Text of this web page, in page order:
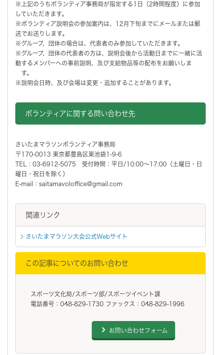
※上記のうちボランティア事務局が指定する1日（2時間程度）に参加
していただきます。
※ボランティア説明会の参加案内は、12月下旬までにメールまたは郵
送でお送りします。
※グループ、団体の場合は、代表者のみ参加していただきます。
※グループ、団体の代表者の方は、説明会後から活動日までに一緒に活
動するメンバーへの事前説明、及び支給物品等の配布をお願いしま
す。
※説明会日時、及び会場は変更・追加することがあります。
ボランティアに関する問い合わせ先
さいたまマラソンボランティア事務局
〒170-0013 東京都豊島区東池袋1-9-6
TEL：03-6912-5075 受付時間：平日/10:00〜17:00（土曜日・日
曜日・祝日を除く）
E-mail：saitamavoloffice@gmail.com
関連リンク
さいたまマラソン大会公式Webサイト
この記事についてのお問い合わせ
スポーツ文化局/スポーツ部/スポーツイベント課
電話番号：048-829-1730 ファックス：048-829-1996
お問い合わせフォーム